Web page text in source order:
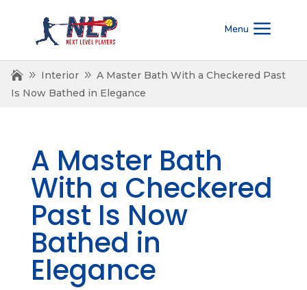
Interior
A Master Bath With a Checkered Past
Is Now Bathed in Elegance
A Master Bath
With a Checkered
Past Is Now
Bathed in
Elegance